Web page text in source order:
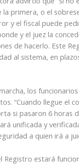
la primera, o el
y el fiscal puede
y el juez la
de hacerlo. Este
al sistema, en
los
“Cuando llegue el
si pasaron 6 horas
unificada y
a quien irá a
Registro estará